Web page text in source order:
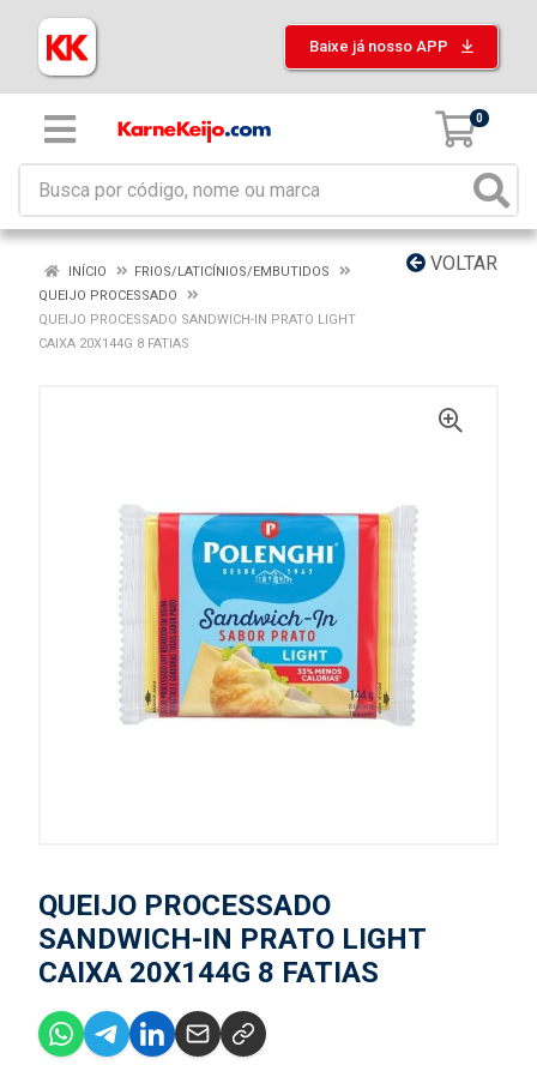
Baixe já nosso APP
0
VOLTAR
INÍCIO
FRIOS/LATICÍNIOS/EMBUTIDOS
QUEIJO PROCESSADO
QUEIJO PROCESSADO SANDWICH-IN PRATO LIGHT
CAIXA 20X144G 8 FATIAS
QUEIJO PROCESSADO
SANDWICH-IN PRATO LIGHT
CAIXA 20X144G 8 FATIAS